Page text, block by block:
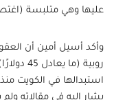
عليها وهي متلبسة
وأكد أسيل أمين أن
روبية
يشار إليه في مقالاته